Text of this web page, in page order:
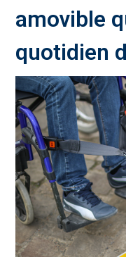
amovible
quotidien